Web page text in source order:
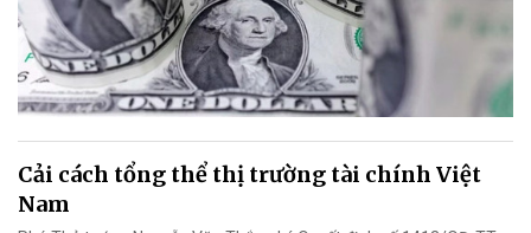
Cải cách tổng thể thị trường tài chính Việt
Nam